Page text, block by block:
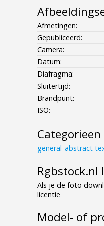
Afmetingen:
Gepubliceerd:
Camera:
Datum:
Diafragma:
Sluitertijd:
Brandpunt:
ISO:
Categorieen
general_abstract
Rgbstock.nl
Als je de foto
licentie
Model- of